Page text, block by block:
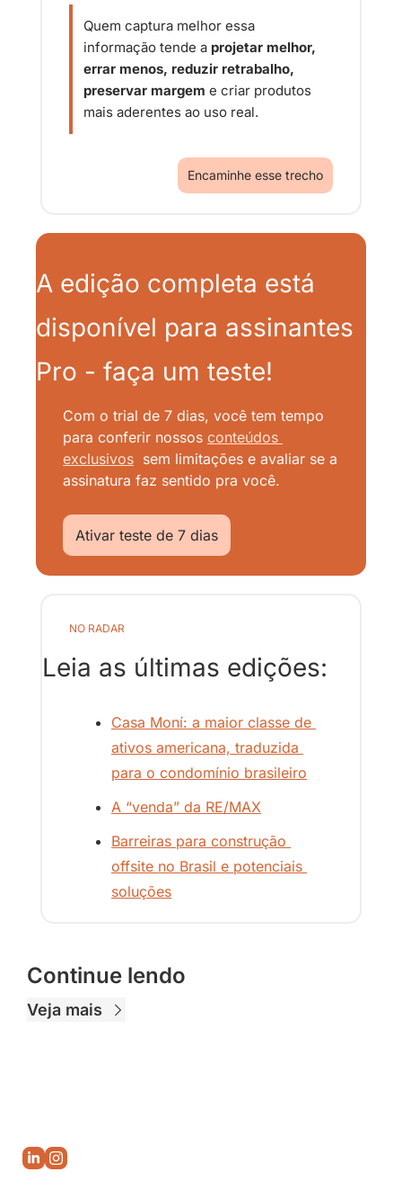
Quem captura melhor essa
informação tende a projetar melhor,
errar menos, reduzir retrabalho,
preservar margem e criar produtos
mais aderentes ao uso real.
Encaminhe esse trecho
A edição completa está
disponível para assinantes
Pro - faça um teste!
Com o trial de 7 dias, você tem tempo
para conferir nossos conteúdos
exclusivos sem limitações e avaliar se a
assinatura faz sentido pra você.
Ativar teste de 7 dias
NO RADAR
Leia as últimas edições:
Casa Moní: a maior classe de
ativos americana, traduzida
para o condomínio brasileiro
A “venda” da RE/MAX
Barreiras para construção
offsite no Brasil e potenciais
soluções
Continue lendo
Veja mais